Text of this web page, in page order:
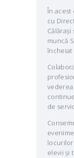
În acest
cu
muncă
încheiat
de
elevii și